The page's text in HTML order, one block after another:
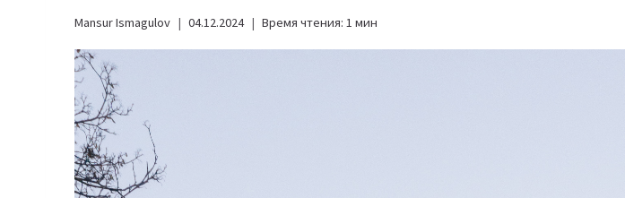
Mansur Ismagulov 04.12.2024 Время чтения: 1 мин